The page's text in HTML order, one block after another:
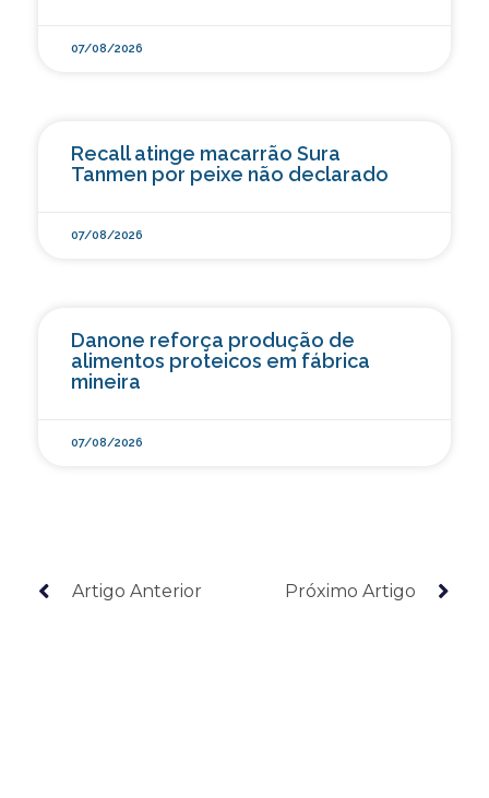
07/08/2026
Recall atinge macarrão Sura
Tanmen por peixe não declarado
07/08/2026
Danone reforça produção de
alimentos proteicos em fábrica
mineira
07/08/2026
Artigo Anterior Próximo Artigo